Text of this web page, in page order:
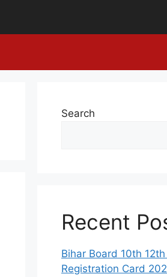
Search
Recent
Bihar Board 10th
Registration Card 2027: